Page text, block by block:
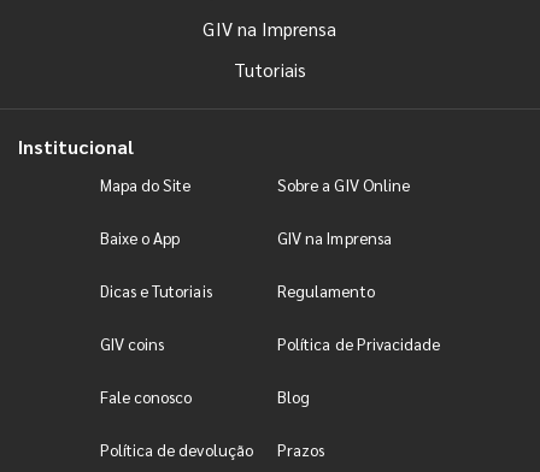
GIV na Imprensa
Tutoriais
Institucional
Mapa do Site Sobre a GIV Online
Baixe o App GIV na Imprensa
Dicas e Tutoriais Regulamento
GIV coins Política de Privacidade
Fale conosco Blog
Política de devolução Prazos